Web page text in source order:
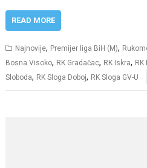
READ MORE
Najnovije, Premijer liga BiH (M),
Bosna Visoko, RK Gradačac, RK Iskra,
Sloboda, RK Sloga Doboj, RK Sloga GV-U